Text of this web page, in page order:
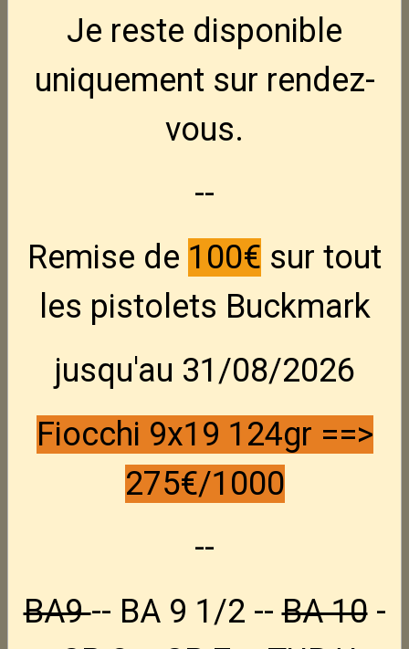
Mire avec fibre
37,80€ TTC
Neuf
PartagerFacebook Email
Je reste disponible
uniquement sur rendez-
vous.
--
Remise de 100€ sur tout
les pistolets Buckmark
jusqu'au 31/08/2026
Fiocchi 9x19 124gr ==>
275€/1000
--
BA9-- BA 9 1/2 --BA 10-